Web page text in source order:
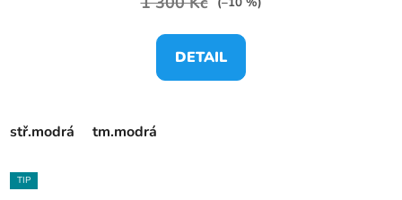
DETAIL
stř.modrá tm.modrá
TIP